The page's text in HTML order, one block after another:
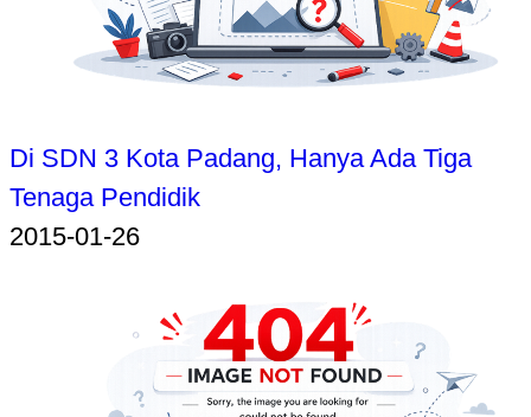
Di SDN 3 Kota Padang, Hanya Ada Tiga
Tenaga Pendidik
2015-01-26